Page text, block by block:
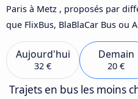
Paris à Metz , proposés par
que FlixBus, BlaBlaCar Bus ou
Aujourd'hui
32 €
Demain
20 €
Trajets en bus les moins